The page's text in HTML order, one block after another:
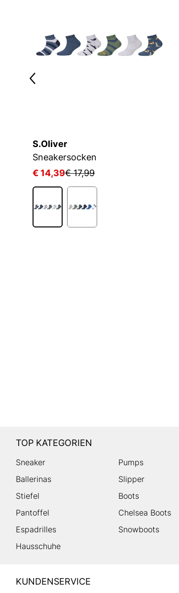
S.Oliver
Sneakersocken
€ 14,39€ 17,99
TOP KATEGORIEN
Sneaker Pumps
Ballerinas
Slipper
Stiefel
Boots
Pantoffel
Chelsea Boots
Espadrilles
Snowboots
Hausschuhe
HUMANIC
KUNDENSERVICE